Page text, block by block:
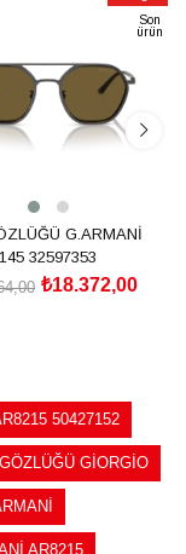
Son
ürün
G.ARMANİ
32597353
₺18.372,00
50427152
GİORGİO
AR8215